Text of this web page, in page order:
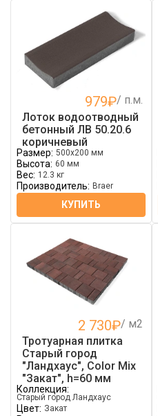
979₽/ п.м.
Лоток водоотводный
бетонный ЛВ 50.20.6
коричневый
Размер: 500x200 мм
Высота: 60 мм
Вес: 12.3 кг
Производитель: Braer
КУПИТЬ
2 730₽/ м2
Тротуарная плитка
Старый город
"Ландхаус", Color Mix
"Закат", h=60 мм
Коллекция:
Старый город Ландхаус
Цвет: Закат